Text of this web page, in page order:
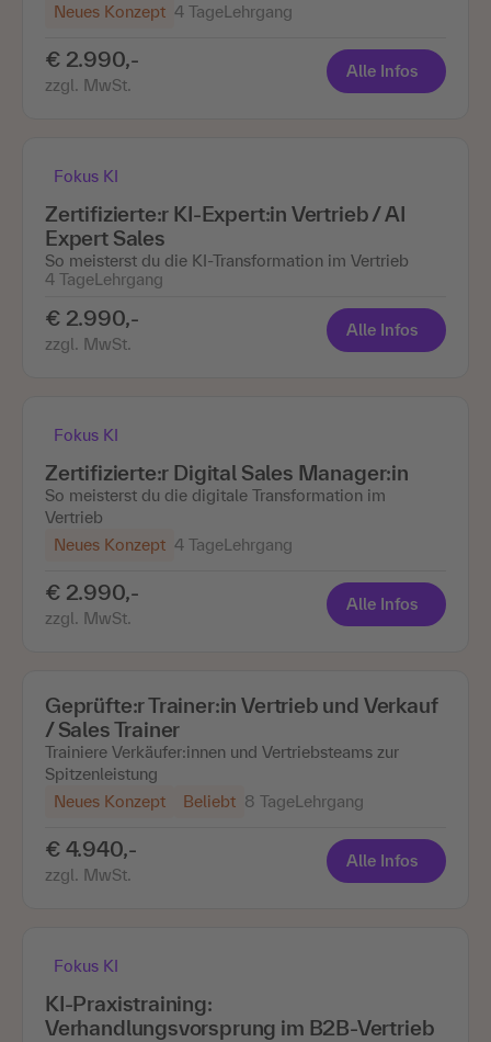
Neues Konzept 4 TageLehrgang
€ 2.990,-
zzgl. MwSt.
Alle Infos
Fokus KI
Zertifizierte:r KI-Expert:in Vertrieb / AI
Expert Sales
So meisterst du die KI-Transformation im Vertrieb
4 TageLehrgang
€ 2.990,-
zzgl. MwSt.
Alle Infos
Fokus KI
Zertifizierte:r Digital Sales Manager:in
So meisterst du die digitale Transformation im
Vertrieb
Neues Konzept 4 TageLehrgang
€ 2.990,-
zzgl. MwSt.
Alle Infos
Geprüfte:r Trainer:in Vertrieb und Verkauf
/ Sales Trainer
Trainiere Verkäufer:innen und Vertriebsteams zur
Spitzenleistung
Neues Konzept
Beliebt 8 TageLehrgang
€ 4.940,-
zzgl. MwSt.
Alle Infos
Fokus KI
KI-Praxistraining:
Verhandlungsvorsprung im B2B-Vertrieb